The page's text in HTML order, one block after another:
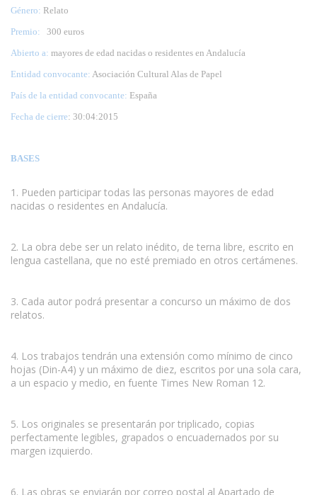
Género: Relato
Premio: 300 euros
Abierto a: mayores de edad nacidas o residentes en Andalucía
Entidad convocante: Asociación Cultural Alas de Papel
País de la entidad convocante: España
Fecha de cierre: 30:04:2015
BASES
1. Pueden participar todas las personas mayores de edad
nacidas o residentes en Andalucía.
2. La obra debe ser un relato inédito, de terna libre, escrito en
lengua castellana, que no esté premiado en otros certámenes.
3. Cada autor podrá presentar a concurso un máximo de dos
relatos.
4. Los trabajos tendrán una extensión como mínimo de cinco
hojas (Din-A4) y un máximo de diez, escritos por una sola cara,
a un espacio y medio, en fuente Times New Roman 12.
5. Los originales se presentarán por triplicado, copias
perfectamente legibles, grapados o encuadernados por su
margen izquierdo.
6. Las obras se enviarán por correo postal al Apartado de